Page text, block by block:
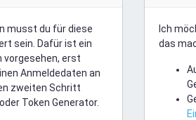
musst du für diese
sein. Dafür ist ein
erst
Anmeldedaten an
zweiten Schritt
Token Generator.
Ich
das